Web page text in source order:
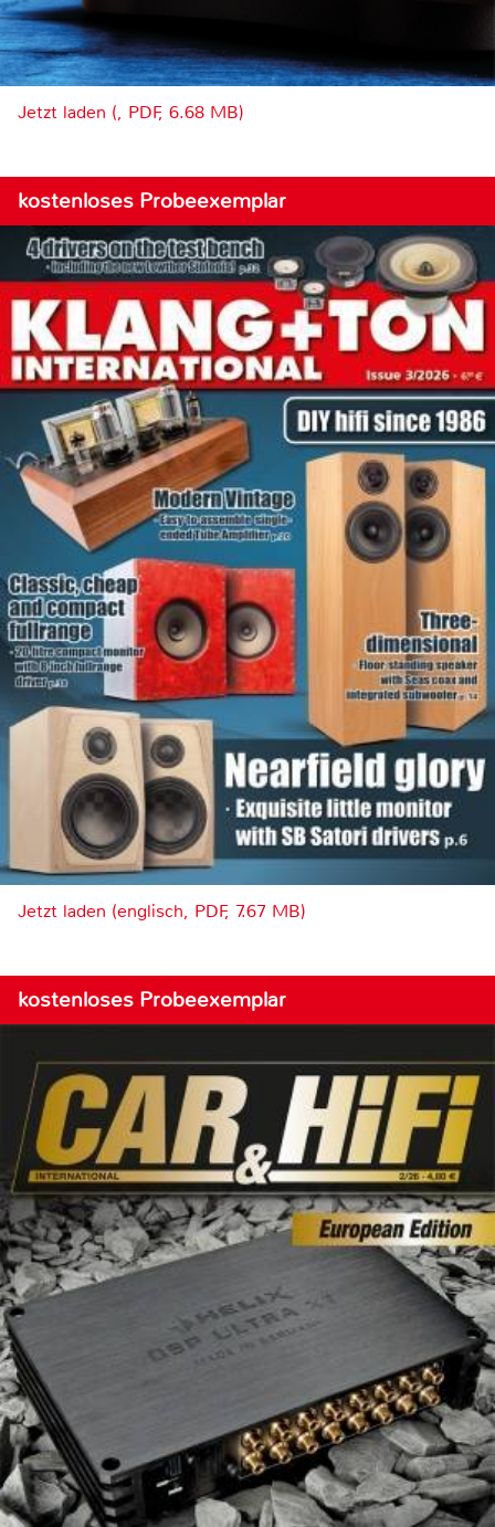
Jetzt laden (, PDF, 6.68 MB)
kostenloses Probeexemplar
Jetzt laden (englisch, PDF, 7.67 MB)
kostenloses Probeexemplar